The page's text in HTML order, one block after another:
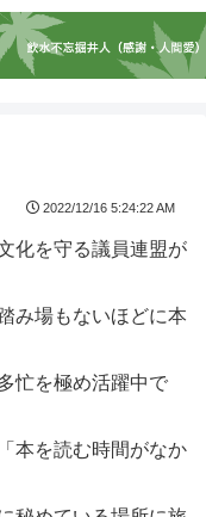
2022/12/16 5:24:22 AM
化を守る議員連盟が
み場もないほどに本
忙を極め活躍中で
本を読む時間がなか